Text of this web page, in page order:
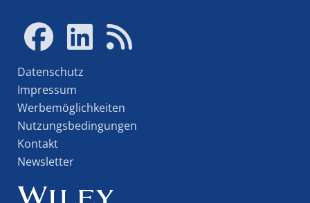
Datenschutz
Impressum
Werbemöglichkeiten
Nutzungsbedingungen
Kontakt
Newsletter